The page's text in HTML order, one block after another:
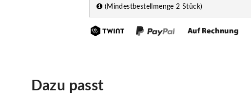
(Mindestbestellmenge 2 Stück)
Dazu passt